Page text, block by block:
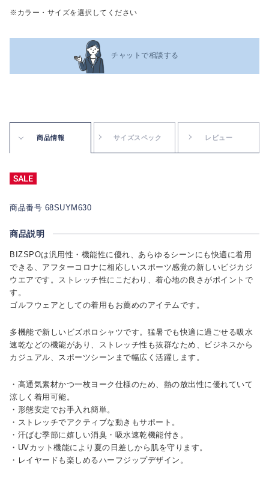
※カラー・サイズを選択してください
チャットで相談する
商品情報 サイズスペック レビュー
商品番号 68SUYM630
商品説明
BIZSPOは汎用性・機能性に優れ、あらゆるシーンにも快適に着用
できる、アフターコロナに相応しいスポーツ感覚の新しいビジカジ
ウエアです。ストレッチ性にこだわり、着心地の良さがポイントで
す。
ゴルフウェアとしての着用もお薦めのアイテムです。
多機能で新しいビズポロシャツです。猛暑でも快適に過ごせる吸水
速乾などの機能があり、ストレッチ性も抜群なため、ビジネスから
カジュアル、スポーツシーンまで幅広く活躍します。
・高通気素材かつ一枚ヨーク仕様のため、熱の放出性に優れていて
涼しく着用可能。
・形態安定でお手入れ簡単。
・ストレッチでアクティブな動きもサポート。
・汗ばむ季節に嬉しい消臭・吸水速乾機能付き。
・UVカット機能により夏の日差しから肌を守ります。
・レイヤードも楽しめるハーフジップデザイン。